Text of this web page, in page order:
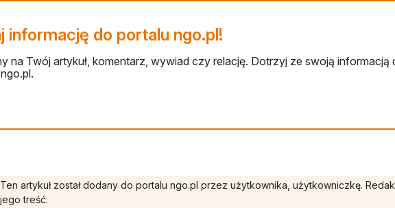
informację do portalu ngo.pl!
na Twój artykuł, komentarz, wywiad czy relację. Dotrzyj ze swoją
Ten artykuł został dodany do portalu ngo.pl przez użytkownika, użytkowniczkę.
jego treść.